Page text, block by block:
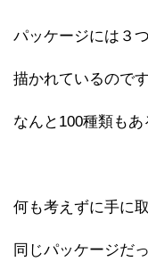
パッケージには３
描かれているので
なんと100種類もあ
何も考えずに手に
同じパッケージだ